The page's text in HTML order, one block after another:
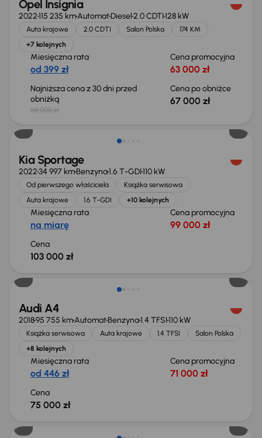
Opel Insignia
2022115 235 kmAutomatDiesel2.0 CDTI128 kW
Auta krajowe 2.0 CDTI Salon Polska
174 KM
+7 kolejnych
Miesięczna rata
od 399 zł
Cena promocyjna
63 000 zł
Najniższa cena z 30 dni przed
obniżką
68 000 zł
Cena po obniżce
67 000 zł
Kia Sportage
202234 997 kmBenzyna1.6 T-GDI110 kW
Od pierwszego właściciela
Książka serwisowa
Auta krajowe
1.6 T-GDI +10 kolejnych
Miesięczna rata
na miarę
Cena promocyjna
99 000 zł
Cena
103 000 zł
Audi A4
201895 755 kmAutomatBenzyna1.4 TFSI110 kW
Książka serwisowa Auta krajowe 1.4 TFSI
Salon Polska
+8 kolejnych
Miesięczna rata
od 446 zł
Cena promocyjna
71 000 zł
Cena
75 000 zł